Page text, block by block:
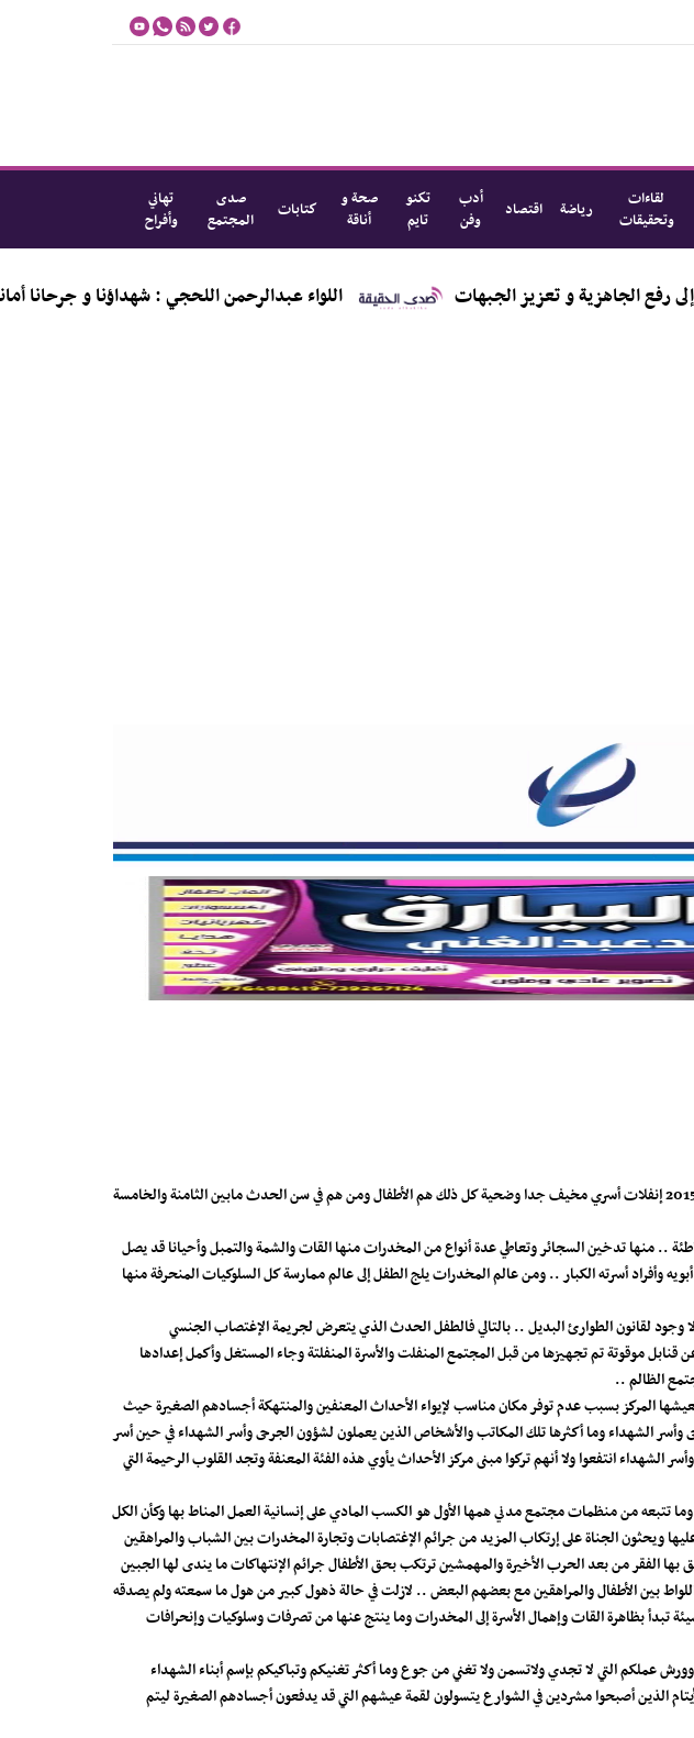
لقاءات
وتحقيقات
رياضة اقتصاد
أدب
وفن
تكنو
تايم
صحة و
أناقة
كتابات
صدى
المجتمع
تهاني
وأفراح
و تعزيز الجبهات اللواء عبدالرحمن اللحجي : شهداؤنا و جرحانا أمانة في
منذ العام 2011 والجنوب يعيش حالة مفتعلة من الإنفلات الأمني رافقها وخصوصا بعد حرب 2015 إنفلات أسري مخيف جدا وضحية كل ذلك هم الأطفال ومن هم في سن الحدث مابين الثامنة والخامسة
.. منها تدخين السجائر وتعاطي عدة أنواع من المخدرات منها القات والشمة والتمبل وأحيانا قد يصل
وأفراد أسرته الكبار .. ومن عالم المخدرات يلج الطفل إلى عالم ممارسة كل السلوكيات المنحرفة منها
لقانون الطوارئ البديل .. بالتالي فالطفل الحدث الذي يتعرض لجريمة الإغتصاب الجنسي
موقوتة تم تجهيزها من قبل المجتمع المنفلت والأسرة المنفلتة وجاء المستغل وأكمل إعدادها
الظالم ..
المركز بسبب عدم توفر مكان مناسب لإيواء الأحداث المعنفين والمنتهكة أجسادهم الصغيرة حيث
الشهداء وما أكثرها تلك المكاتب والأشخاص الذين يعملون لشؤون الجرحى وأسر الشهداء في حين أسر
انتفعوا ولا أنهم تركوا مبنى مركز الأحداث يأوي هذه الفئة المعنفة وتجد القلوب الرحيمة التي
تتبعه من منظمات مجتمع مدني همها الأول هو الكسب المادي على إنسانية العمل المناط بها وكأن الكل
ويحثون الجناة على إرتكاب المزيد من جرائم الإغتصابات وتجارة المخدرات بين الشباب والمراهقين
الفقر من بعد الحرب الأخيرة والمهمشين ترتكب بحق الأطفال جرائم الإنتهاكات ما يندى لها الجبين
بين الأطفال والمراهقين مع بعضهم البعض .. لازلت في حالة ذهول كبير من هول ما سمعته ولم يصدقه
تبدأ بظاهرة القات وإهمال الأسرة إلى المخدرات وما ينتج عنها من تصرفات وسلوكيات وإنحرافات
عملكم التي لا تجدي ولاتسمن ولا تغني من جوع وما أكثر تغنيكم وتباكيكم بإسم أبناء الشهداء
الذين أصبحوا مشردين في الشوارع يتسولون لقمة عيشهم التي قد يدفعون أجسادهم الصغيرة ليتم